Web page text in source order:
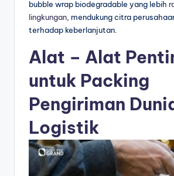
bubble wrap biodegradable yang lebih
lingkungan, mendukung citra
terhadap keberlanjutan.
Alat – Alat
untuk Packing
Pengiriman
Logistik